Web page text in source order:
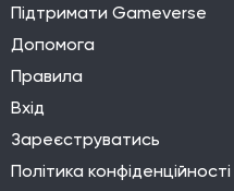
Підтримати Gameverse
Допомога
Правила
Вхід
Зареєструватись
Політика конфіденційності